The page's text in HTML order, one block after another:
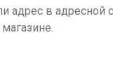
в адресной